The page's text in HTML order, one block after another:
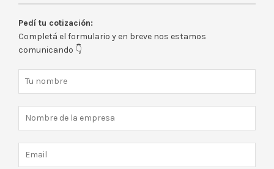
Pedí tu cotización:
Completá el formulario y en breve nos estamos
comunicando 👇